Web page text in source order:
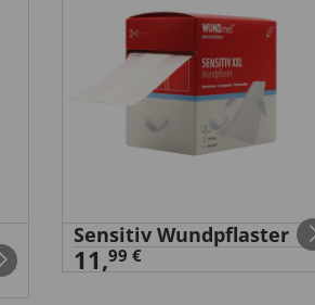
Sensitiv Wundpflaster
11,99 €